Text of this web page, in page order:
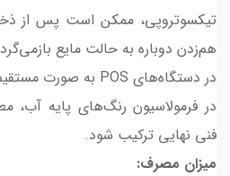
تیکسوتروپی، ممکن است پس از
هم‌زدن دوباره به حالت مایع
در دستگاه‌های POS به صورت مستقیم قابل‌استفاده است.
در فرمولاسیون رنگ‌های پایه آب،
فنی نهایی ترکیب شود.
میزان مصرف: